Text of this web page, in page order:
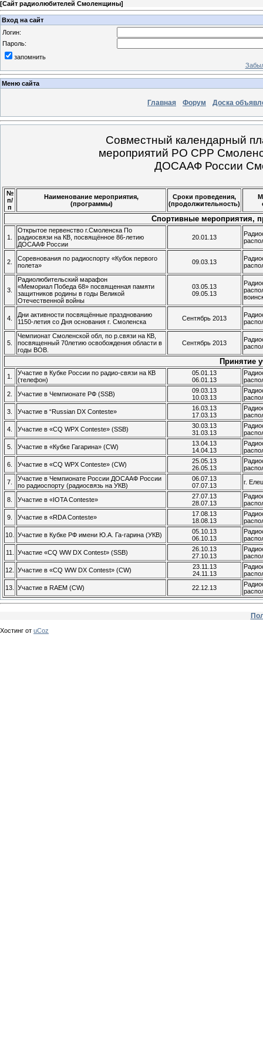
[Сайт радиолюбителей Смоленщины]
Вход на сайт
Логин:
Пароль:
запомнить
Меню сайта
Главная Форум Доска
Совместный календарный
мероприятий РО СРР
ДОСААФ России
№
п/
п
Наименование мероприятия,
(программы)
Сроки проведения,
(продолжительность)
Спортивные
1.
Открытое первенство г.Смоленска По
радиосвязи на КВ, посвящённое 86-летию
ДОСААФ России
20.01.13
2.
Соревнования по радиоспорту «Кубок первого
полета»
09.03.13
3.
Радиолюбительский марафон
«Мемориал Победа 68» посвященная памяти
защитников родины в годы Великой
Отечественной войны
03.05.13
09.05.13
4.
Дни активности посвящённые празднованию
1150-летия со Дня основания г. Смоленска
Сентябрь 2013
5.
Чемпионат Смоленской обл, по р.связи на КВ,
посвященный 70летию освобождения области в
годы ВОВ.
Сентябрь 2013
Принятие
1.
Участие в Кубке России по радио-связи на КВ
(телефон)
05.01.13
06.01.13
2.
Участие в Чемпионате РФ (SSB)
09.03.13
10.03.13
3.
Участие в “Russian DX Conteste»
16.03.13
17.03.13
4.
Участие в «CQ WPX Conteste» (SSB)
30.03.13
31.03.13
5.
Участие в «Кубке Гагарина» (CW)
13.04.13
14.04.13
6.
Участие в «CQ WPX Conteste» (CW)
25.05.13
26.05.13
7.
Участие в Чемпионате России ДОСААФ России
по радиоспорту (радиосвязь на УКВ)
06.07.13
07.07.13
г.
8. Участие в «IOTA Conteste»
27.07.13
28.07.13
9.
Участие в «RDA Сonteste»
17.08.13
18.08.13
10.
Участие в Кубке РФ имени Ю.А. Га-гарина (УКВ)
05.10.13
06.10.13
11.
Участие «CQ WW DX Contest» (SSB)
26.10.13
27.10.13
12.
Участие в «CQ WW DX Contest» (CW)
23.11.13
24.11.13
13.
Участие в RAEM (CW) 22.12.13
Хостинг от uCoz